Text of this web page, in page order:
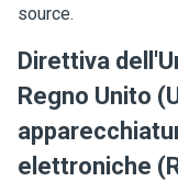
source.
Direttiva
Regno Unito
elettroniche